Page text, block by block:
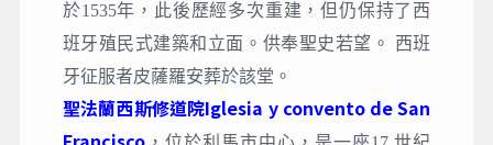
於1535年，此後歷經多次重建，但仍保持了西
班牙殖民式建築和立面。供奉聖史若望。 西班
牙征服者皮薩羅安葬於該堂。
聖法蘭西斯修道院Iglesia y convento de San